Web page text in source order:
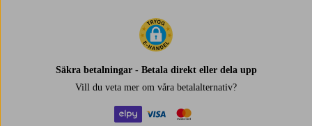
Säkra betalningar - Betala direkt eller dela upp
Vill du veta mer om våra betalalternativ?